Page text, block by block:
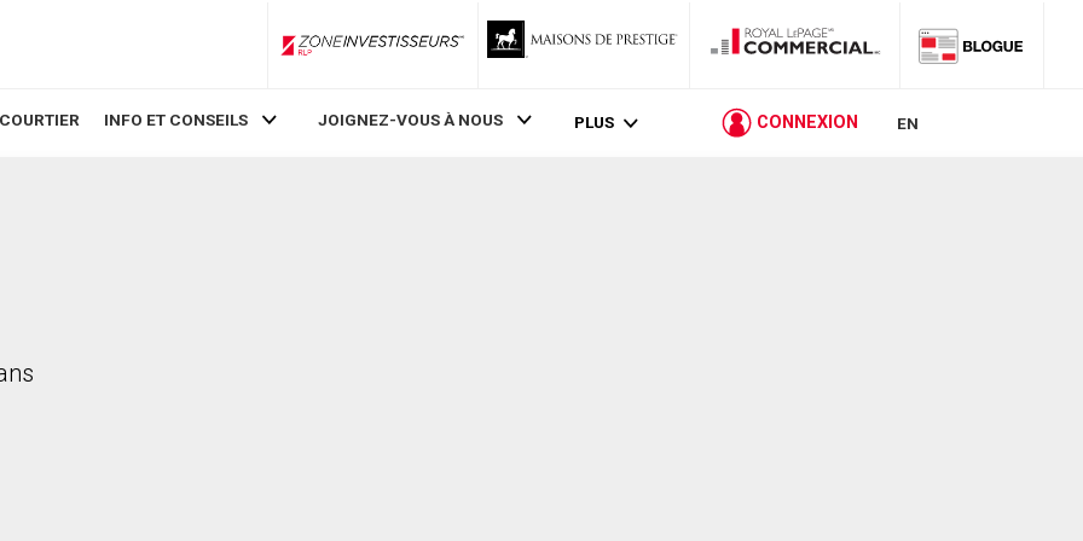
ZoneInvestisseurs RLP
INFO ET CONSEILS JOIGNEZ-VOUS À NOUS PLUS CONNEXION EN